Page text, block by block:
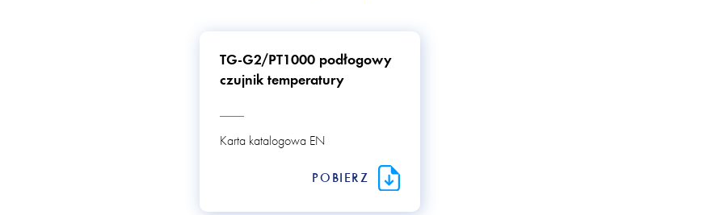
TG-G2/PT1000 podłogowy
czujnik temperatury
Karta katalogowa EN
POBIERZ